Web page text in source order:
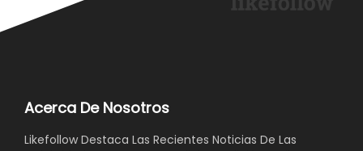
Acerca De Nosotros
Likefollow Destaca Las Recientes Noticias De Las